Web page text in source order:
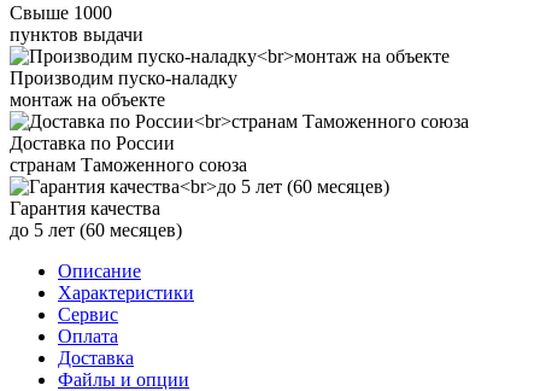
Свыше 1000
пунктов выдачи
Производим пуско-наладку
монтаж на объекте
Доставка по России
странам Таможенного союза
Гарантия качества
до 5 лет (60 месяцев)
Описание
Характеристики
Сервис
Оплата
Доставка
Файлы и опции